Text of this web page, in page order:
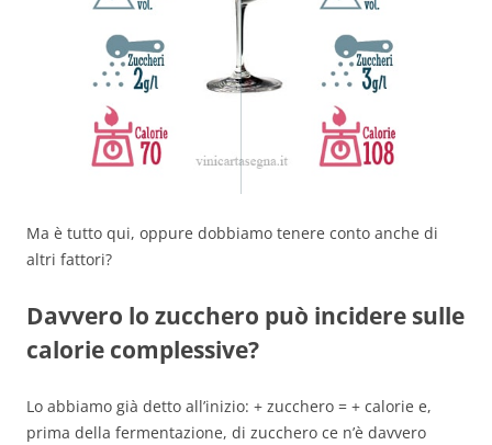
Ma è tutto qui, oppure dobbiamo tenere conto anche di
altri fattori?
Davvero lo zucchero può incidere sulle
calorie complessive?
Lo abbiamo già detto all’inizio: + zucchero = + calorie e,
prima della fermentazione, di zucchero ce n’è davvero